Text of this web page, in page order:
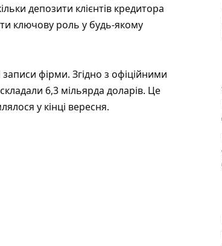
депозити клієнтів кредитора
ключову роль у будь-якому
фірми. Згідно з офіційними
6,3 мільярда доларів. Це
у кінці вересня.